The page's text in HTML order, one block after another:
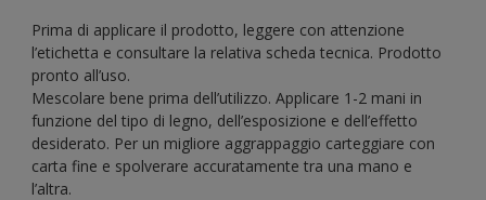
Prima di applicare il prodotto, leggere con attenzione
l’etichetta e consultare la relativa scheda tecnica. Prodotto
pronto all’uso.
Mescolare bene prima dell’utilizzo. Applicare 1-2 mani in
funzione del tipo di legno, dell’esposizione e dell’effetto
desiderato. Per un migliore aggrappaggio carteggiare con
carta fine e spolverare accuratamente tra una mano e
l’altra.